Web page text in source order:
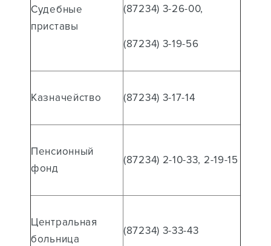
Судебные
приставы
(87234) 3-26-00,
(87234) 3-19-56
Казначейство (87234) 3-17-14
Пенсионный
фонд
(87234) 2-10-33, 2-19-15
Центральная
больница
(87234) 3-33-43